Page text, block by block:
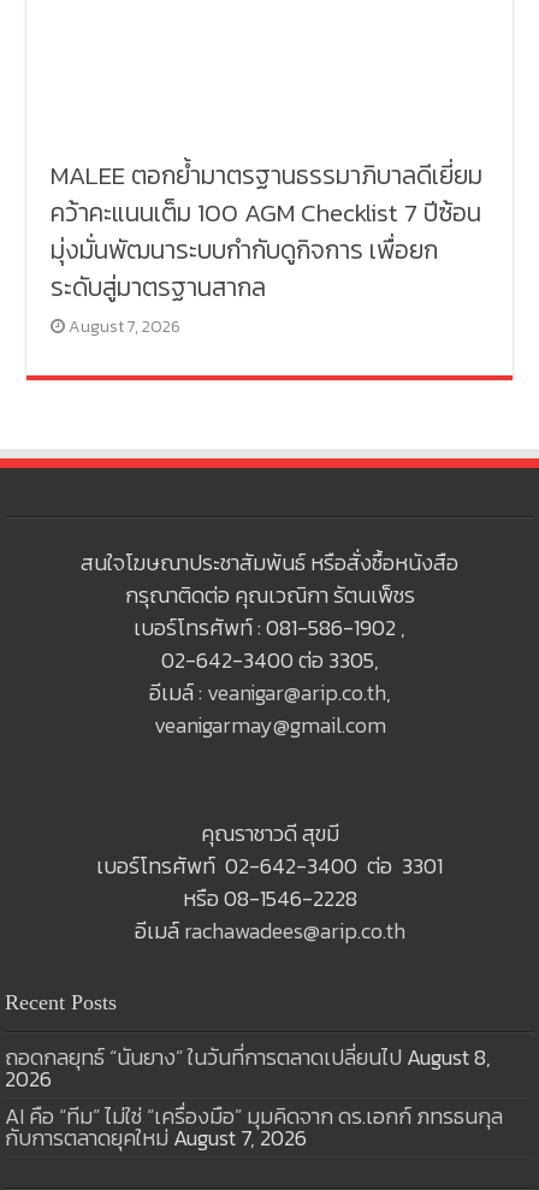
MALEE ตอกย้ำมาตรฐานธรรมาภิบาลดีเยี่ยม
คว้าคะแนนเต็ม 100 AGM Checklist 7 ปีซ้อน
มุ่งมั่นพัฒนาระบบกำกับดูกิจการ เพื่อยก
ระดับสู่มาตรฐานสากล
August 7, 2026
สนใจโฆษณาประชาสัมพันธ์ หรือสั่งซื้อหนังสือ
กรุณาติดต่อ คุณเวณิกา รัตนเพ็ชร
เบอร์โทรศัพท์ : 081-586-1902 ,
02-642-3400 ต่อ 3305,
อีเมล์ : veanigar@arip.co.th,
veanigarmay@gmail.com
คุณราชาวดี สุขมี
เบอร์โทรศัพท์ 02-642-3400 ต่อ 3301
หรือ 08-1546-2228
อีเมล์rachawadees@arip.co.th
Recent Posts
ถอดกลยุทธ์ “นันยาง” ในวันที่การตลาดเปลี่ยนไป August 8,
2026
AI คือ “ทีม” ไม่ใช่ “เครื่องมือ” มุมคิดจาก ดร.เอกก์ ภทรธนกุล
กับการตลาดยุคใหม่ August 7, 2026